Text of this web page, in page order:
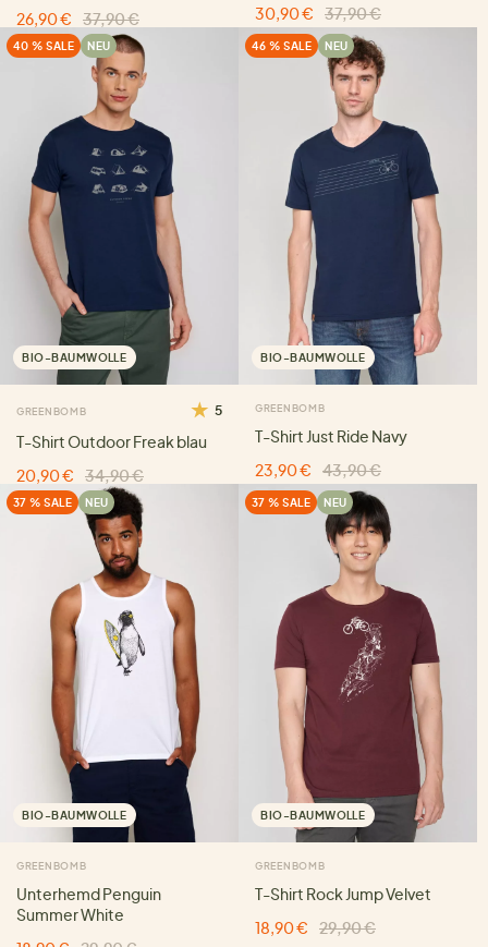
26,90 €
37,90 €
30,90 €
37,90 €
40 % SALE NEU
BIO-BAUMWOLLE
GREENBOMB 5
T-Shirt Outdoor Freak blau
20,90 €
34,90 €
46 % SALE NEU
BIO-BAUMWOLLE
GREENBOMB
T-Shirt Just Ride Navy
23,90 €
43,90 €
37 % SALE NEU
BIO-BAUMWOLLE
GREENBOMB
Unterhemd Penguin
Summer White
37 % SALE NEU
BIO-BAUMWOLLE
GREENBOMB
T-Shirt Rock Jump Velvet
18,90 €
29,90 €